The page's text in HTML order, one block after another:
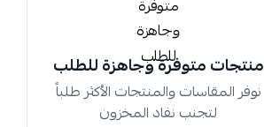
منتجات متوفرة وجاهزة للطلب
نوفر المقاسات والمنتجات الأكثر طلباً
لتجنب نفاد المخزون